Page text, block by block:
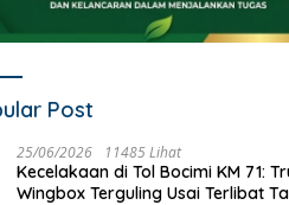
Post
25/06/2026 11485 Lihat
Kecelakaan di Tol Bocimi KM 71:
Wingbox Terguling Usai Terlibat